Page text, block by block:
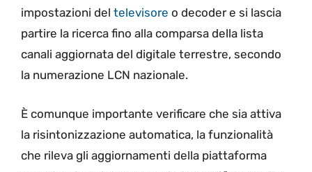
impostazioni del televisore o decoder e si lascia
partire la ricerca fino alla comparsa della lista
canali aggiornata del digitale terrestre, secondo
la numerazione LCN nazionale.
È comunque importante verificare che sia attiva
la risintonizzazione automatica, la funzionalità
che rileva gli aggiornamenti della piattaforma